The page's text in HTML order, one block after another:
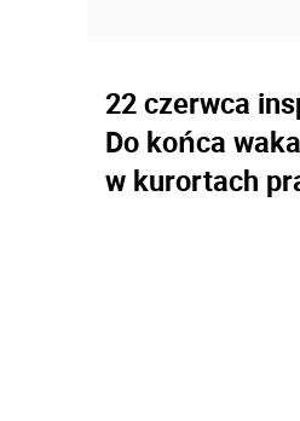
22 czerwca
Do końca
w kurortach